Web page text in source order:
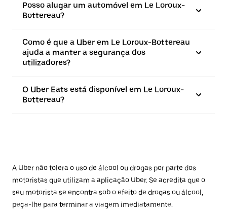
Posso alugar um automóvel em Le Loroux-
Bottereau?
Como é que a Uber em Le Loroux-Bottereau
ajuda a manter a segurança dos
utilizadores?
O Uber Eats está disponível em Le Loroux-
Bottereau?
A Uber não tolera o uso de álcool ou drogas por parte dos
motoristas que utilizam a aplicação Uber. Se acredita que o
seu motorista se encontra sob o efeito de drogas ou álcool,
peça-lhe para terminar a viagem imediatamente.